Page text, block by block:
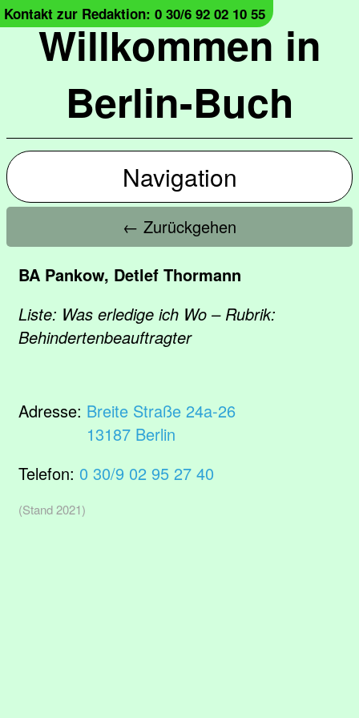
Willkommen in
Berlin-Buch
Kontakt zur Redaktion: 0 30/6 92 02 10 55
Navigation
← Zurückgehen
BA Pankow, Detlef Thormann
Liste: Was erledige ich Wo – Rubrik:
Behindertenbeauftragter
Adresse: Breite Straße 24a-26
13187 Berlin
Telefon: 0 30/9 02 95 27 40
(Stand 2021)